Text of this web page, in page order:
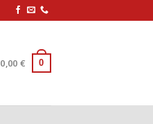
0,00 € 0